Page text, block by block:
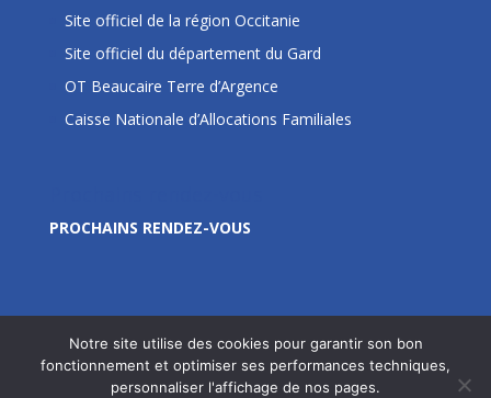
Site officiel de la région Occitanie
Site officiel du département du Gard
OT Beaucaire Terre d’Argence
Caisse Nationale d’Allocations Familiales
PROCHAINS RENDEZ-VOUS
Notre site utilise des cookies pour garantir son bon
fonctionnement et optimiser ses performances techniques,
personnaliser l'affichage de nos pages.